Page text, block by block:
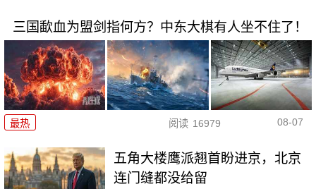
三国歃血为盟剑指何方？中东大棋有人坐不住了！
最热 阅读 16979 08-07
五角大楼鹰派翘首盼进京，北京
连门缝都没给留